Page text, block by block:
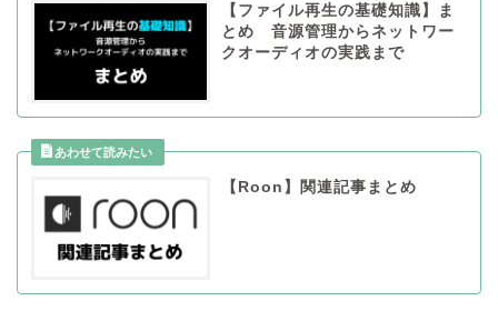
【ファイル再生の基礎知識】ま
とめ 音源管理からネットワー
クオーディオの実践まで
【Roon】関連記事まとめ